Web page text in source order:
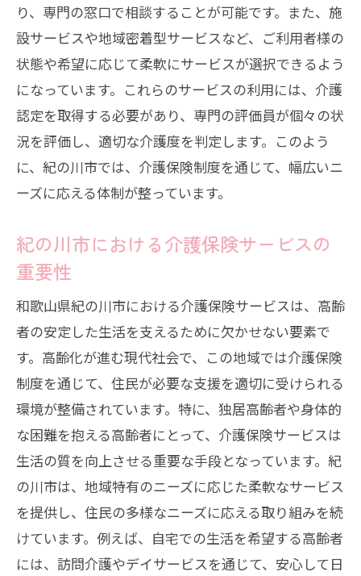
入浴介助の利用方法とその利点
介護保険でのトイレ介助サービスの重要
性
身体介助での安全と快適さの確保
医療的ケアも安心介護保険サービスの全貌
紀の川市の医療的ケアサービスの基礎知
識
紀の川市での介護保険サービスの申請方法
必要な書類と提出場所について
申請時の注意点とよくある質問
介護保険認定のプロセスを詳しく解説
申請後の流れとサービス開始までの期間
相談窓口でのサポートの受け方
高齢者が安心できる介護保険活用のポイント
介護保険サービス選びの基本
高齢者が安心できるサポート体制とは
紀の川市での介護保険利用の成功事例
高齢者のニーズに合わせたサービス活用
り、専門の窓口で相談することが可能です。また、施
設サービスや地域密着型サービスなど、ご利用者様の
状態や希望に応じて柔軟にサービスが選択できるよう
になっています。これらのサービスの利用には、介護
認定を取得する必要があり、専門の評価員が個々の状
況を評価し、適切な介護度を判定します。このよう
に、紀の川市では、介護保険制度を通じて、幅広いニ
ーズに応える体制が整っています。
紀の川市における介護保険サービスの
重要性
和歌山県紀の川市における介護保険サービスは、高齢
者の安定した生活を支えるために欠かせない要素で
す。高齢化が進む現代社会で、この地域では介護保険
制度を通じて、住民が必要な支援を適切に受けられる
環境が整備されています。特に、独居高齢者や身体的
な困難を抱える高齢者にとって、介護保険サービスは
生活の質を向上させる重要な手段となっています。紀
の川市は、地域特有のニーズに応じた柔軟なサービス
を提供し、住民の多様なニーズに応える取り組みを続
けています。例えば、自宅での生活を希望する高齢者
には、訪問介護やデイサービスを通じて、安心して日